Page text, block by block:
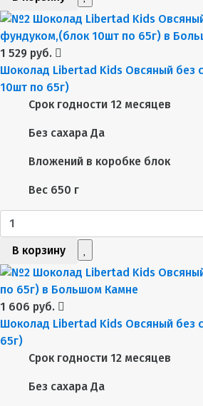
1 529 руб.
Шоколад Libertad Kids Овсяный без
10шт по 65г)
Срок годности 12 месяцев
Без сахара Да
Вложений в коробке блок
Вес 650 г
В корзину
1 606 руб.
Шоколад Libertad Kids Овсяный без
65г)
Срок годности 12 месяцев
Без сахара Да